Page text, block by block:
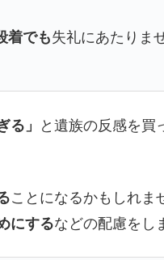
着でも失礼にあたりま
る」 と遺族の反感を買
ことになるかもしれま
にするなどの配慮をし